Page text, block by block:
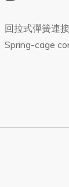
回拉式彈簧連
Spring-cage